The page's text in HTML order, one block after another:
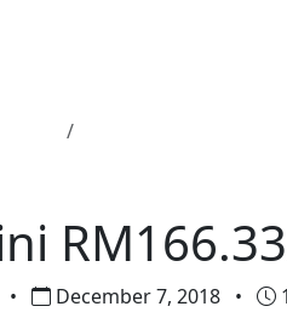
• December 7, 2018 •